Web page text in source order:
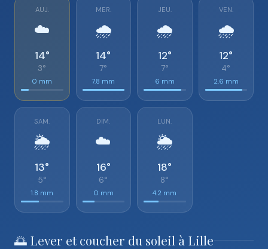
AUJ.
☁️
14°
3°
0 mm
MER.
🌧️
14°
7°
7.8 mm
JEU.
🌧️
12°
7°
6 mm
VEN.
🌧️
12°
4°
2.6 mm
SAM.
🌦️
13°
5°
1.8 mm
DIM.
☁️
16°
6°
0 mm
LUN.
🌦️
18°
8°
4.2 mm
🌅 Lever et coucher du soleil à Lille